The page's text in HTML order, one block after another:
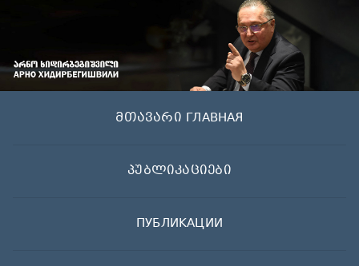
მთავარი ГЛАВНАЯ
პუბლიკაციები
ПУБЛИКАЦИИ